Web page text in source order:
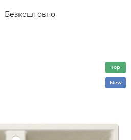
Безкоштовно
Top
New